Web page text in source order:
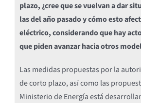
plazo, ¿cree que se vuelvan a dar
las del año pasado y cómo esto
eléctrico, considerando que hay
que piden avanzar hacia otros
Las medidas propuestas por la
de corto plazo, así como las
Ministerio de Energía está